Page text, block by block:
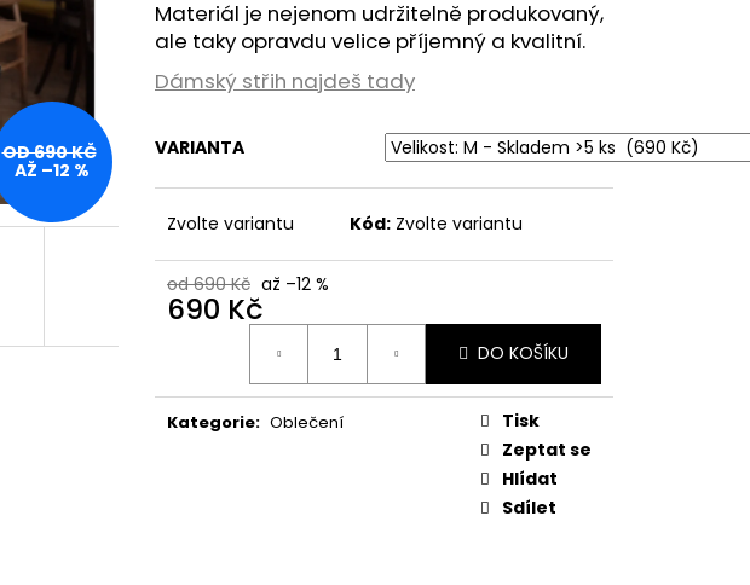
Materiál je nejenom udržitelně produkovaný,
ale taky opravdu velice příjemný a kvalitní.
Dámský střih najdeš tady
VARIANTA
Zvolte variantu Kód: Zvolte variantu
od 690 Kč až –12 %
690 Kč
DO KOŠÍKU
Kategorie: Oblečení
Tisk
Zeptat se
Hlídat
Sdílet
OD 690 KČ
AŽ –12 %
HRNEK MALOVANÁ LÍNÁ MRDKA
550 Kč